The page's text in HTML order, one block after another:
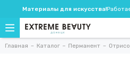
Материалы для искусства!
Главная Каталог Перманент